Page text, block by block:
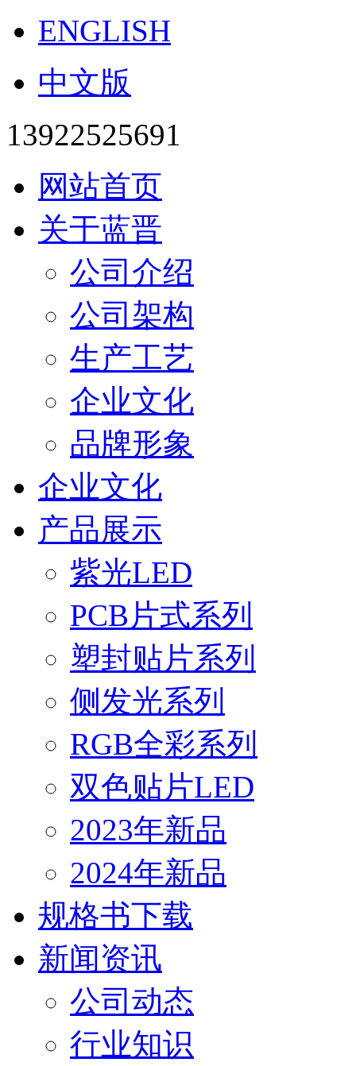
ENGLISH
中文版
13922525691
网站首页
关于蓝晋
公司介绍
公司架构
生产工艺
企业文化
品牌形象
企业文化
产品展示
紫光LED
PCB片式系列
塑封贴片系列
侧发光系列
RGB全彩系列
双色贴片LED
2023年新品
2024年新品
规格书下载
新闻资讯
公司动态
行业知识